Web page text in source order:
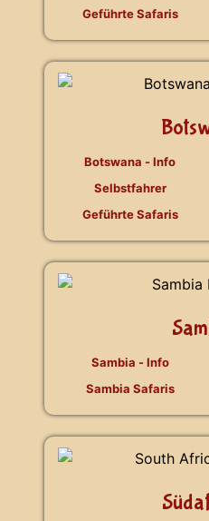
Geführte Safaris
Botswana - Info
Selbstfahrer
Geführte Safaris
Sambia - Info
Sambia Safaris